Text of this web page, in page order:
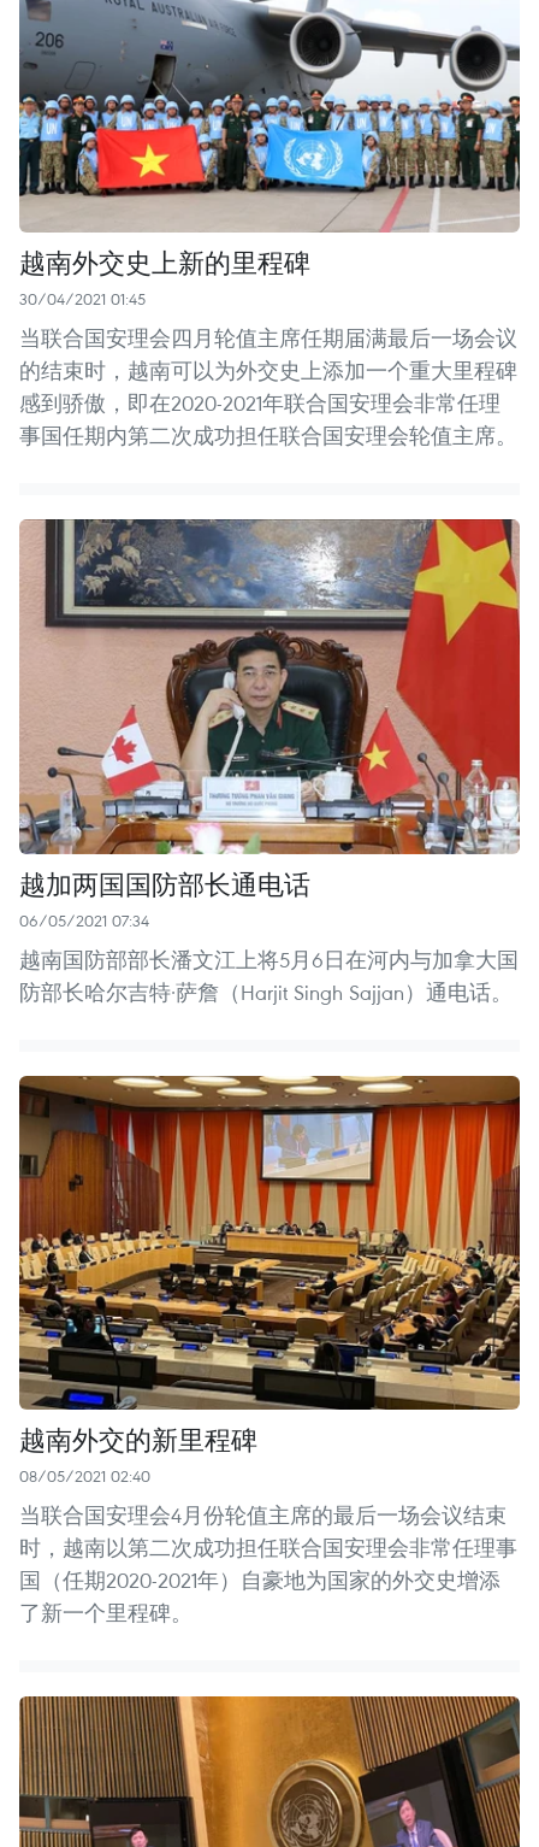
越南外交史上新的里程碑
30/04/2021 01:45
当联合国安理会四月轮值主席任期届满最后一场会议
的结束时，越南可以为外交史上添加一个重大里程碑
感到骄傲，即在2020-2021年联合国安理会非常任理
事国任期内第二次成功担任联合国安理会轮值主席。
越加两国国防部长通电话
06/05/2021 07:34
越南国防部部长潘文江上将5月6日在河内与加拿大国
防部长哈尔吉特·萨詹（Harjit Singh Sajjan）通电话。
越南外交的新里程碑
08/05/2021 02:40
当联合国安理会4月份轮值主席的最后一场会议结束
时，越南以第二次成功担任联合国安理会非常任理事
国（任期2020-2021年）自豪地为国家的外交史增添
了新一个里程碑。